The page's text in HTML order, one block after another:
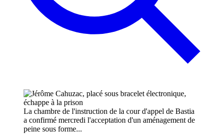
La chambre de l'instruction de la cour d'appel de Bastia
a confirmé mercredi l'acceptation d'un aménagement de
peine sous forme...